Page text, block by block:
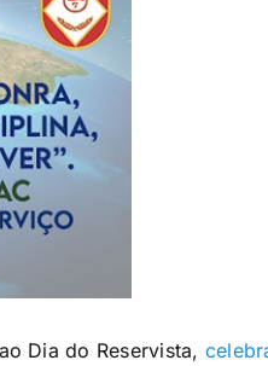
Dia do Reservista,